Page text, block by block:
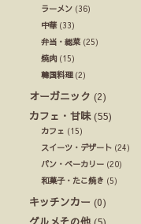
ラーメン (36)
中華(33)
弁当・総菜 (25)
焼肉 (15)
韓国料理(2)
オーガニック (2)
カフェ・甘味(55)
カフェ (15)
スイーツ・デザート (24)
パン・ベーカリー (20)
和菓子・たこ焼き (5)
キッチンカー (0)
グルメその他 (5)